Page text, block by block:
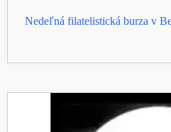
Nedeľná filatelistická burza v